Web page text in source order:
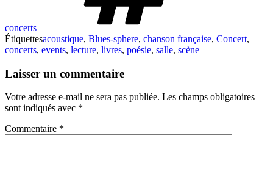
concerts
Étiquettesacoustique, Blues-sphere, chanson française, Concert,
concerts, events, lecture, livres, poésie, salle, scène
Laisser un commentaire
Votre adresse e-mail ne sera pas publiée. Les champs obligatoires
sont indiqués avec *
Commentaire *